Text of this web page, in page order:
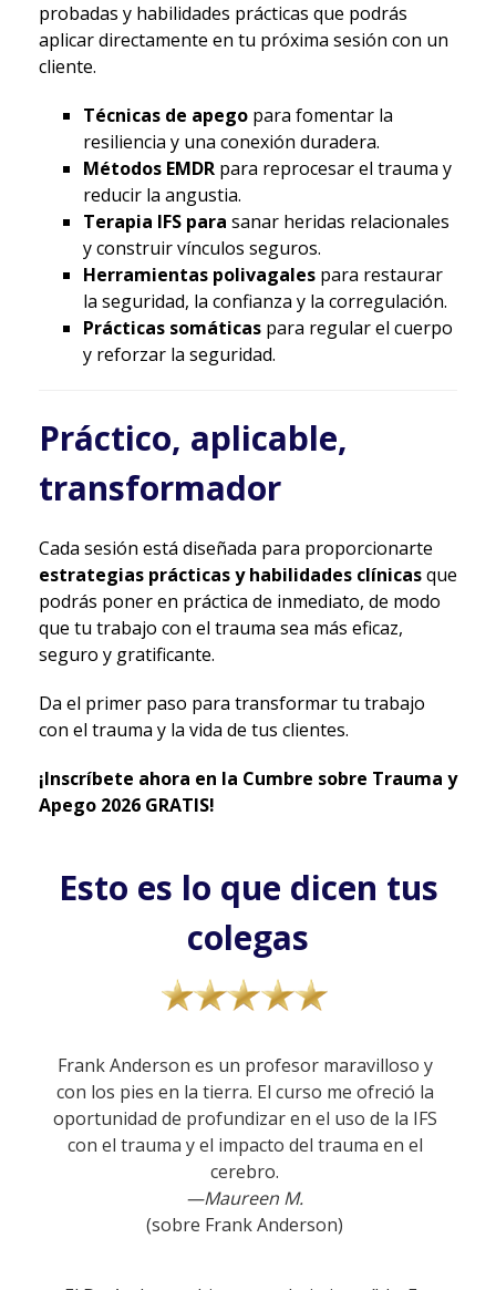
probadas y habilidades prácticas que podrás
aplicar directamente en tu próxima sesión con un
cliente.
Técnicas de apego para fomentar la
resiliencia y una conexión duradera.
Métodos EMDR para reprocesar el trauma y
reducir la angustia.
Terapia IFS para sanar heridas relacionales
y construir vínculos seguros.
Herramientas polivagales para restaurar
la seguridad, la confianza y la corregulación.
Prácticas somáticas para regular el cuerpo
y reforzar la seguridad.
Práctico, aplicable,
transformador
Cada sesión está diseñada para proporcionarte
estrategias prácticas y habilidades clínicasque
podrás poner en práctica de inmediato, de modo
que tu trabajo con el trauma sea más eficaz,
seguro y gratificante.
Da el primer paso para transformar tu trabajo
con el trauma y la vida de tus clientes.
¡Inscríbete ahora en la Cumbre sobre Trauma y
Apego 2026 GRATIS!
Esto es lo que dicen tus
colegas
Frank Anderson es un profesor maravilloso y
con los pies en la tierra. El curso me ofreció la
oportunidad de profundizar en el uso de la IFS
con el trauma y el impacto del trauma en el
cerebro.
—Maureen M.
(sobre Frank Anderson)